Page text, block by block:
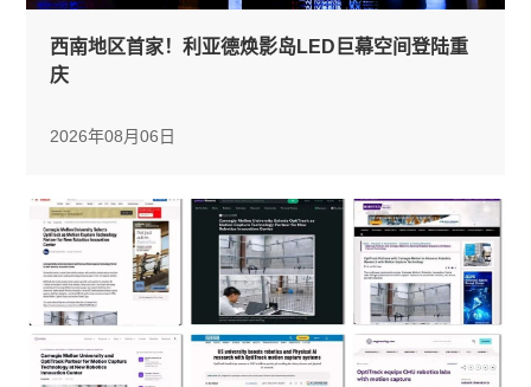
西南地区首家！利亚德焕影岛LED巨幕空间登陆重
庆
2026年08月06日